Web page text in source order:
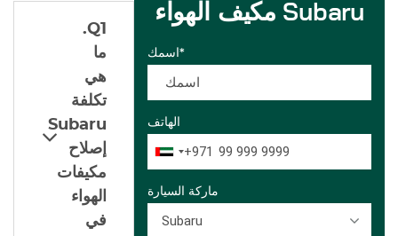
Q1.
ما
هي
تكلفة
Subaru
إصلاح
مكيفات
الهواء
في
مكيف الهواء Subaru
اسمك*
الهاتف
+971
ماركة السيارة
Subaru